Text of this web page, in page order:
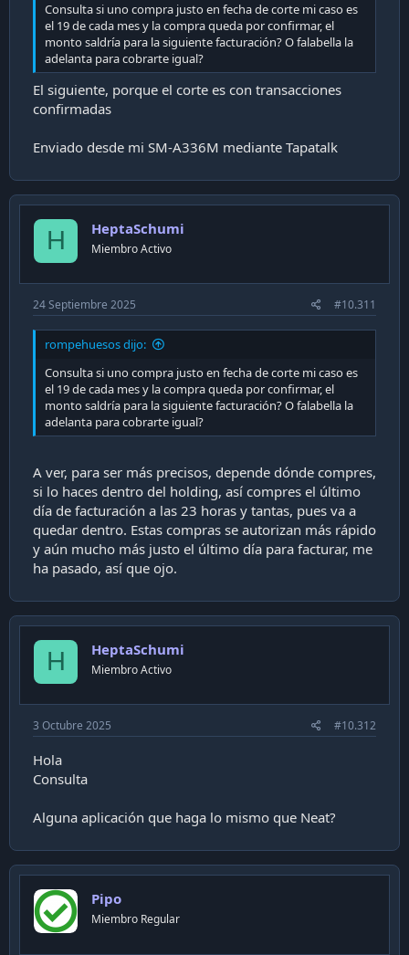
Consulta si uno compra justo en fecha de corte mi caso es
el 19 de cada mes y la compra queda por confirmar, el
monto saldría para la siguiente facturación? O falabella la
adelanta para cobrarte igual?
El siguiente, porque el corte es con transacciones
confirmadas
Enviado desde mi SM-A336M mediante Tapatalk
H HeptaSchumi
Miembro Activo
24 Septiembre 2025 #10.311
rompehuesos dijo:
Consulta si uno compra justo en fecha de corte mi caso es
el 19 de cada mes y la compra queda por confirmar, el
monto saldría para la siguiente facturación? O falabella la
adelanta para cobrarte igual?
A ver, para ser más precisos, depende dónde compres,
si lo haces dentro del holding, así compres el último
día de facturación a las 23 horas y tantas, pues va a
quedar dentro. Estas compras se autorizan más rápido
y aún mucho más justo el último día para facturar, me
ha pasado, así que ojo.
H HeptaSchumi
Miembro Activo
3 Octubre 2025 #10.312
Hola
Consulta
Alguna aplicación que haga lo mismo que Neat?
Pipo
Miembro Regular